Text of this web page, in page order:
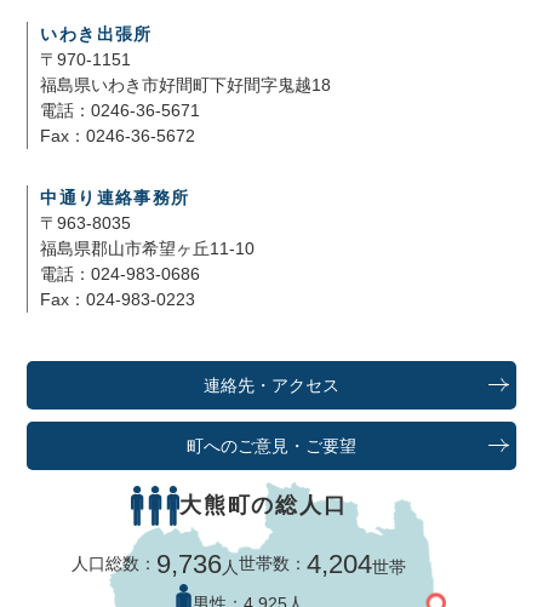
いわき出張所
〒970-1151
福島県いわき市好間町下好間字鬼越18
電話：0246-36-5671
Fax：0246-36-5672
中通り連絡事務所
〒963-8035
福島県郡山市希望ヶ丘11-10
電話：024-983-0686
Fax：024-983-0223
連絡先・アクセス
町へのご意見・ご要望
大熊町の総人口
人口総数： 9,736人世帯数：4,204世帯